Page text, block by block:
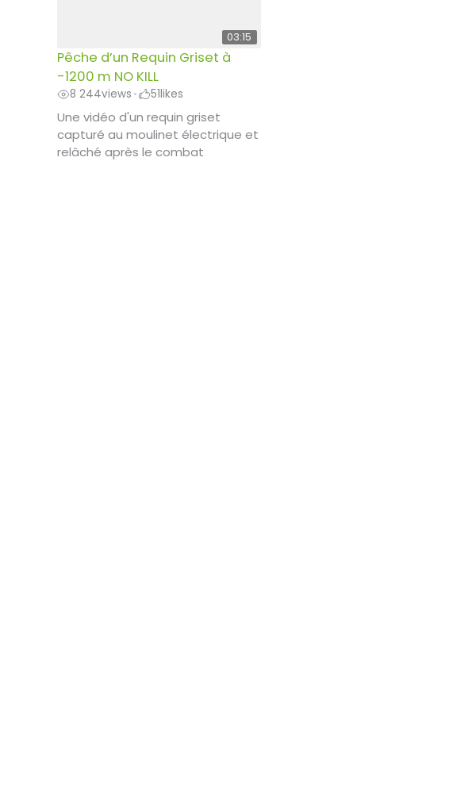
03:15
Pêche d’un Requin Griset à
-1200 m NO KILL
8 244views • 51likes
Une vidéo d'un requin griset
capturé au moulinet électrique et
relâché après le combat